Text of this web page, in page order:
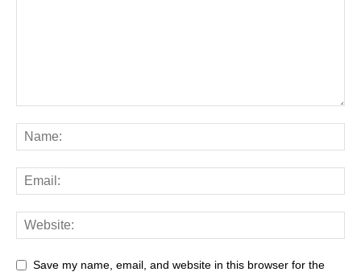
Save my name, email, and website in this browser for the